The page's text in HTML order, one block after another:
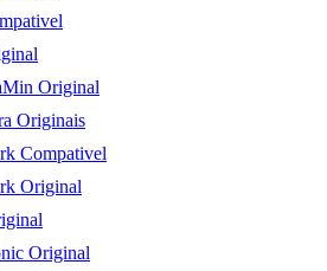
Original
Originais
Compativel
Original
Original